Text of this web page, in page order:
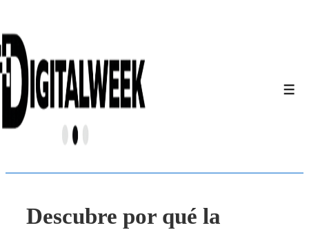
Saltar
al
contenido
principal
Descubre por qué la